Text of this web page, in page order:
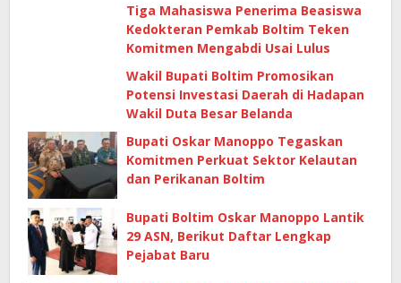
Tiga Mahasiswa Penerima Beasiswa
Kedokteran Pemkab Boltim Teken
Komitmen Mengabdi Usai Lulus
Wakil Bupati Boltim Promosikan
Potensi Investasi Daerah di Hadapan
Wakil Duta Besar Belanda
Bupati Oskar Manoppo Tegaskan
Komitmen Perkuat Sektor Kelautan
dan Perikanan Boltim
Bupati Boltim Oskar Manoppo Lantik
29 ASN, Berikut Daftar Lengkap
Pejabat Baru